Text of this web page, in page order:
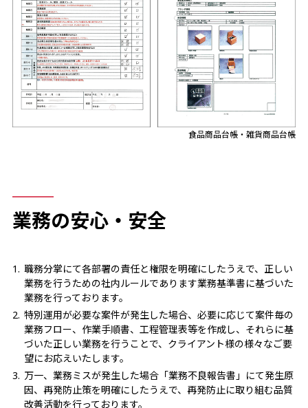
食品商品台帳・雑貨商品台帳
業務の安心・安全
職務分掌にて各部署の責任と権限を明確にしたうえで、正しい
業務を行うための社内ルールであります業務基準書に基づいた
業務を行っております。
特別運用が必要な案件が発生した場合、必要に応じて案件毎の
業務フロー、作業手順書、工程管理表等を作成し、それらに基
づいた正しい業務を行うことで、クライアント様の様々なご要
望にお応えいたします。
万一、業務ミスが発生した場合「業務不良報告書」にて発生原
因、再発防止策を明確にしたうえで、再発防止に取り組む品質
改善活動を行っております。